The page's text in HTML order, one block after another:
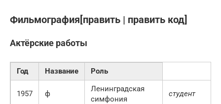
Фильмография[править | править код]
Актёрские работы
Год Название Роль
1957 ф
Ленинградская
симфония
студент